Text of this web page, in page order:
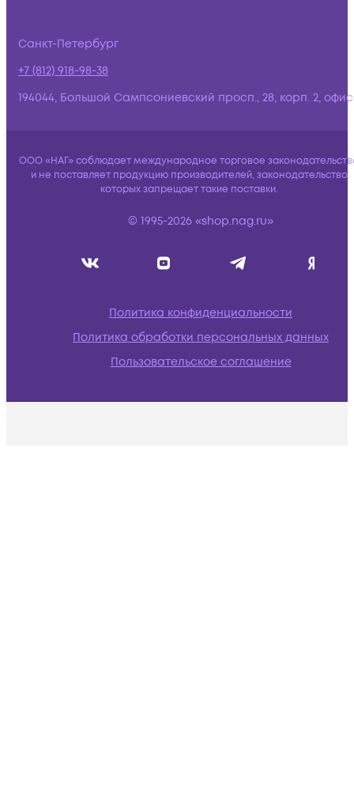
Санкт-Петербург
+7 (812) 918-98-38
194044, Большой Сампсониевский просп., 28, корп. 2,
ООО «НАГ» соблюдает международное торговое
и не поставляет продукцию производителей, законодательство
которых запрещает такие поставки.
© 1995-2026 «shop.nag.ru»
Политика конфиденциальности
Политика обработки персональных данных
Пользовательское соглашение